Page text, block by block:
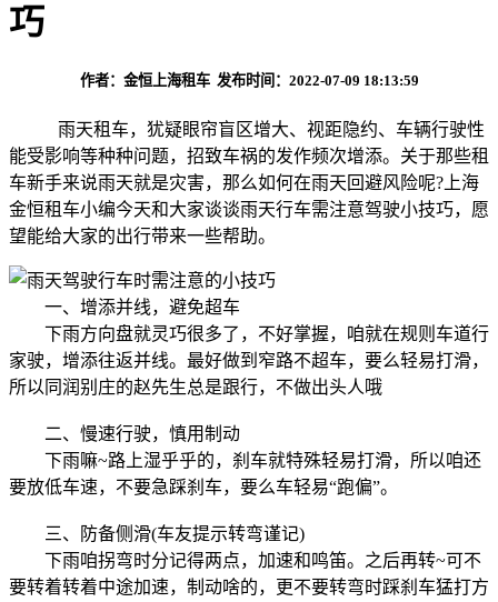
巧
作者：金恒上海租车 发布时间：2022-07-09 18:13:59
雨天租车，犹疑眼帘盲区增大、视距隐约、车辆行驶性
能受影响等种种问题，招致车祸的发作频次增添。关于那些租
车新手来说雨天就是灾害，那么如何在雨天回避风险呢?上海
金恒租车小编今天和大家谈谈雨天行车需注意驾驶小技巧，愿
望能给大家的出行带来一些帮助。
一、增添并线，避免超车
下雨方向盘就灵巧很多了，不好掌握，咱就在规则车道行
家驶，增添往返并线。最好做到窄路不超车，要么轻易打滑，
所以同润别庄的赵先生总是跟行，不做出头人哦
二、慢速行驶，慎用制动
下雨嘛~路上湿乎乎的，刹车就特殊轻易打滑，所以咱还
要放低车速，不要急踩刹车，要么车轻易“跑偏”。
三、防备侧滑(车友提示转弯谨记)
下雨咱拐弯时分记得两点，加速和鸣笛。之后再转~可不
要转着转着中途加速，制动啥的，更不要转弯时踩刹车猛打方